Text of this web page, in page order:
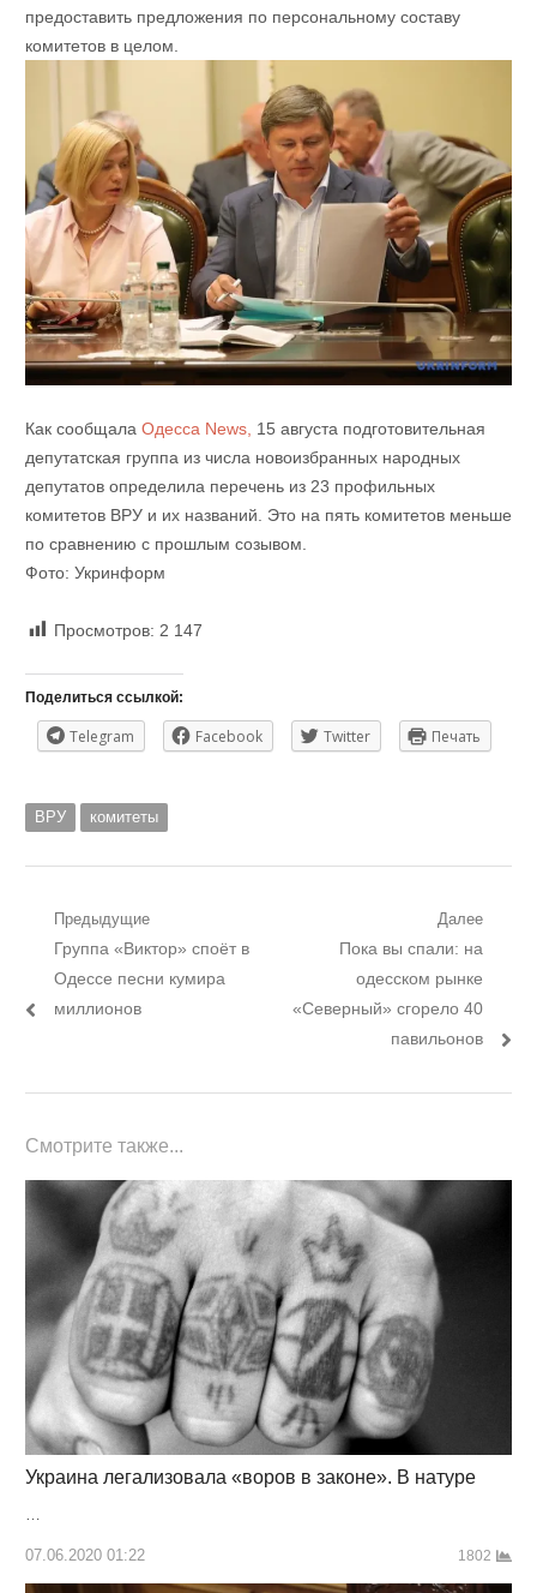
предоставить предложения по персональному составу
комитетов в целом.
Как сообщала Одесса News, 15 августа подготовительная
депутатская группа из числа новоизбранных народных
депутатов определила перечень из 23 профильных
комитетов ВРУ и их названий. Это на пять комитетов меньше
по сравнению с прошлым созывом.
Фото: Укринформ
Просмотров: 2 147
Поделиться ссылкой:
Telegram Facebook Twitter Печать
ВРУ комитеты
Навигация
по
записям
Предыдущие
Предыдущий
пост:
Группа «Виктор» споёт в
Одессе песни кумира
миллионов
Далее
Следующий
пост:
Пока вы спали: на
одесском рынке
«Северный» сгорело 40
павильонов
Смотрите также...
Украина легализовала «воров в законе». В натуре
07.06.2020 01:22 1802